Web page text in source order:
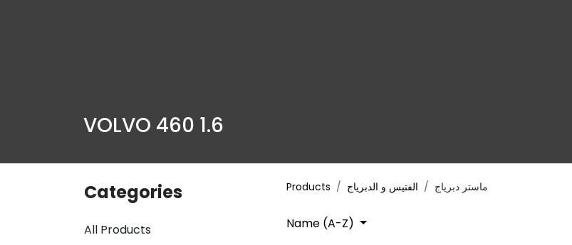
VOLVO 460 1.6
Categories
All Products
Products الفتيس و الدبرياج ماستر دبرياج
Name (A-Z)